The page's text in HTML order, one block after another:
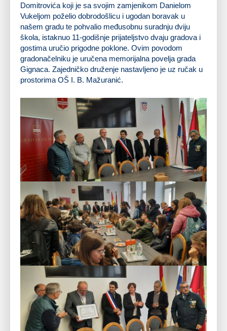
Domitrovića koji je sa svojim zamjenikom Danielom
Vukeljom poželio dobrodošlicu i ugodan boravak u
našem gradu te pohvalio međusobnu suradnju dviju
škola, istaknuo 11-godišnje prijateljstvo dvaju gradova i
gostima uručio prigodne poklone. Ovim povodom
gradonačelniku je uručena memorijalna povelja grada
Gignaca. Zajedničko druženje nastavljeno je uz ručak u
prostorima OŠ I. B. Mažuranić.